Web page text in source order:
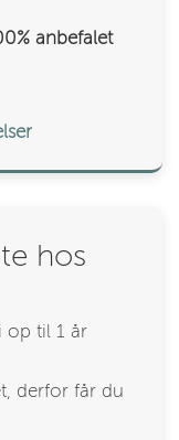
anbefalet
hos
op til 1 år
derfor får du